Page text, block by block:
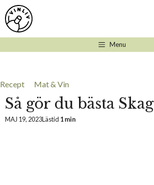
Hoppa
till
innehåll
Menu
Recept Mat & Vin
Så gör du bästa
MAJ 19, 2023Lästid 1 min